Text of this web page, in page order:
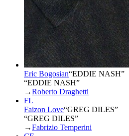
Eric Bogosian“EDDIE NASH”
“EDDIE NASH”
→Roberto Draghetti
FL
Faizon Love“GREG DILES”
“GREG DILES”
→Fabrizio Temperini